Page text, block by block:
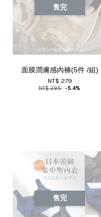
售完
面膜潤膚感內褲(5件 /組)
NT$ 279
NT$ 295 -5.4%
售完